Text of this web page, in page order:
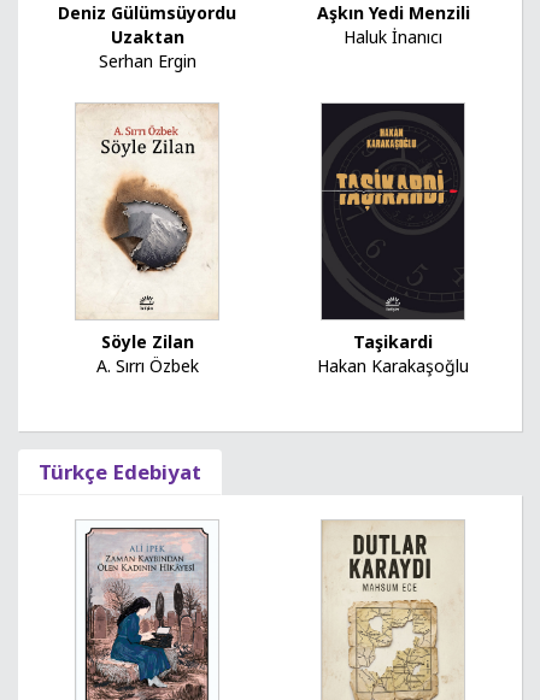
Deniz Gülümsüyordu
Uzaktan
Serhan Ergin
Aşkın Yedi Menzili
Haluk İnanıcı
Söyle Zilan
A. Sırrı Özbek
Taşikardi
Hakan Karakaşoğlu
Türkçe Edebiyat